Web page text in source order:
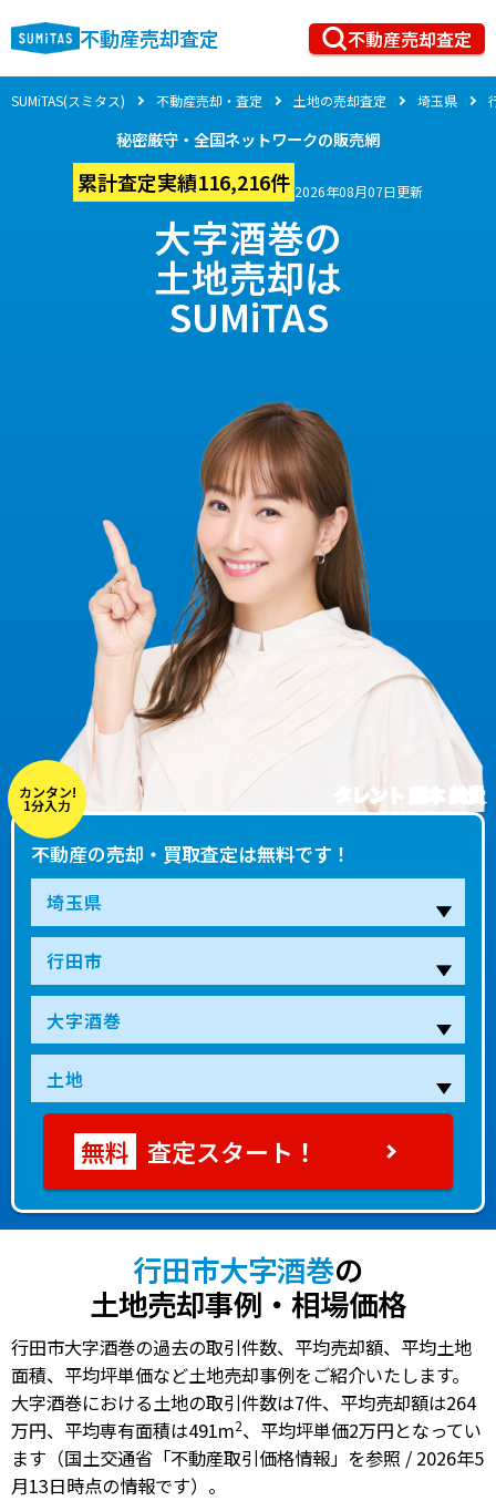
不動産売却査定 不動産売却査定
SUMiTAS(スミタス) 不動産売却・査定 土地の売却査定 埼玉県
秘密厳守・全国ネットワークの販売網
累計査定実績116,216件 2026年08月07日更新
大字酒巻の
土地売却は
SUMiTAS
タレント 藤本 美貴
カンタン!
1分入力
不動産の売却・買取査定は無料です！
査定スタート！
行田市大字酒巻の
土地売却事例・相場価格
行田市大字酒巻の過去の取引件数、平均売却額、平均土地
面積、平均坪単価など土地売却事例をご紹介いたします。
大字酒巻における土地の取引件数は7件、 平均売却額は264
万円、 平均専有面積は491m2、 平均坪単価2万円となってい
ます（国土交通省「不動産取引価格情報」を参照 / 2026年5
月13日時点の情報です）。